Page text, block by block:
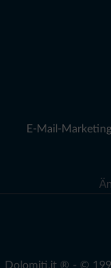
E-Mail-
Dolomiti.it ® - ©